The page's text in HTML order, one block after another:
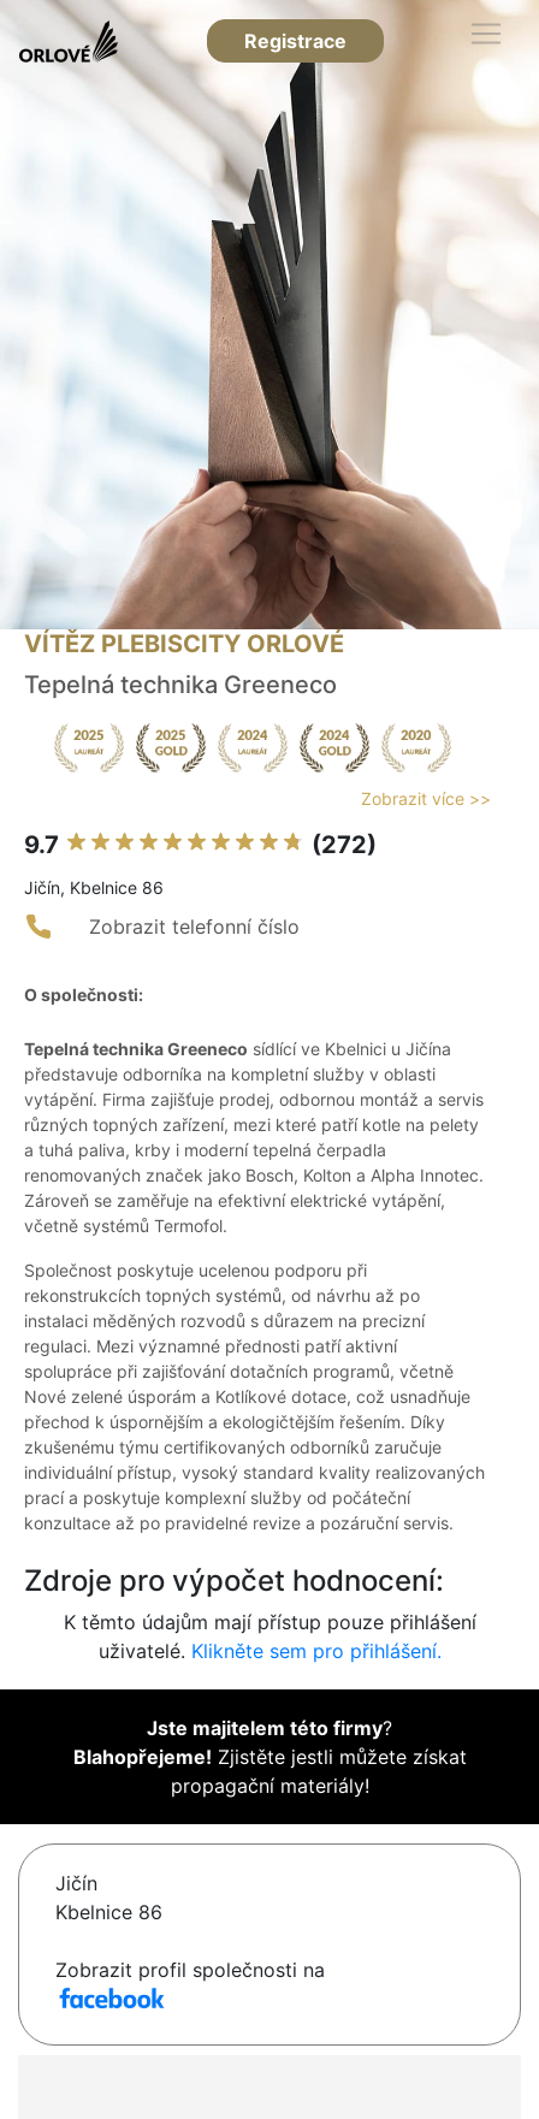
Registrace
VÍTĚZ PLEBISCITY ORLOVÉ
Tepelná technika Greeneco
Zobrazit více >>
9.7 (272)
Jičín, Kbelnice 86
Zobrazit telefonní číslo
O společnosti:
Tepelná technika Greeneco sídlící ve Kbelnici u Jičína
představuje odborníka na kompletní služby v oblasti
vytápění. Firma zajišťuje prodej, odbornou montáž a servis
různých topných zařízení, mezi které patří kotle na pelety
a tuhá paliva, krby i moderní tepelná čerpadla
renomovaných značek jako Bosch, Kolton a Alpha Innotec.
Zároveň se zaměřuje na efektivní elektrické vytápění,
včetně systémů Termofol.
Společnost poskytuje ucelenou podporu při
rekonstrukcích topných systémů, od návrhu až po
instalaci měděných rozvodů s důrazem na precizní
regulaci. Mezi významné přednosti patří aktivní
spolupráce při zajišťování dotačních programů, včetně
Nové zelené úsporám a Kotlíkové dotace, což usnadňuje
přechod k úspornějším a ekologičtějším řešením. Díky
zkušenému týmu certifikovaných odborníků zaručuje
individuální přístup, vysoký standard kvality realizovaných
prací a poskytuje komplexní služby od počáteční
konzultace až po pravidelné revize a pozáruční servis.
Zdroje pro výpočet hodnocení:
K těmto údajům mají přístup pouze přihlášení
uživatelé. Klikněte sem pro přihlášení.
Jste majitelem této firmy?
Blahopřejeme! Zjistěte jestli můžete získat
propagační materiály!
Jičín
Kbelnice 86
Zobrazit profil společnosti na